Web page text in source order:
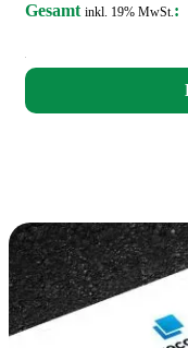
Gesamt inkl. 19% MwSt.: